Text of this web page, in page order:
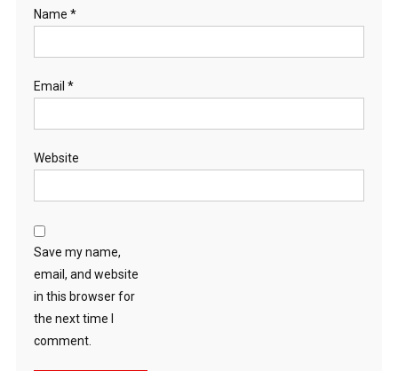
Name *
Email *
Website
Save my name,
email, and website
in this browser for
the next time I
comment.